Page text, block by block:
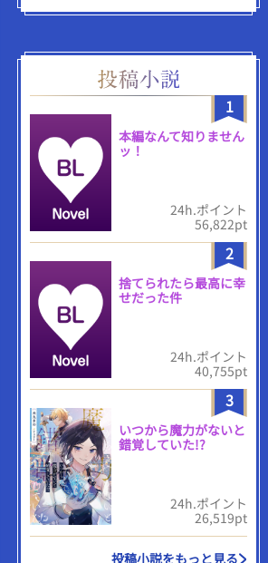
1
本編なんて知りません
ッ！
24h.ポイント
56,822pt
2
捨てられたら最高に幸
せだった件
24h.ポイント
40,755pt
3
いつから魔力がないと
錯覚していた!?
24h.ポイント
26,519pt
投稿小説をもっと見る